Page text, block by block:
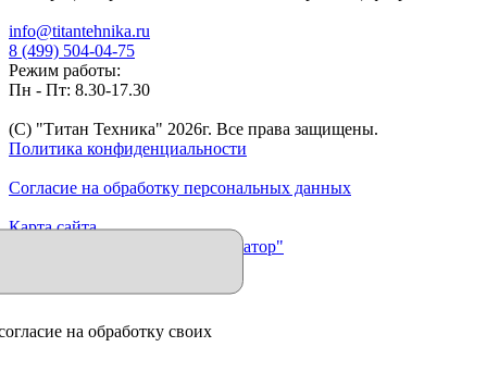
info@titantehnika.ru
8 (499) 504-04-75
Режим работы:
Пн - Пт: 8.30-17.30
(C) "Титан Техника" 2026г. Все права защищены.
Политика конфиденциальности
Согласие на обработку персональных данных
Карта сайта
Продвижение сайта "Иллюминатор"
на обработку своих